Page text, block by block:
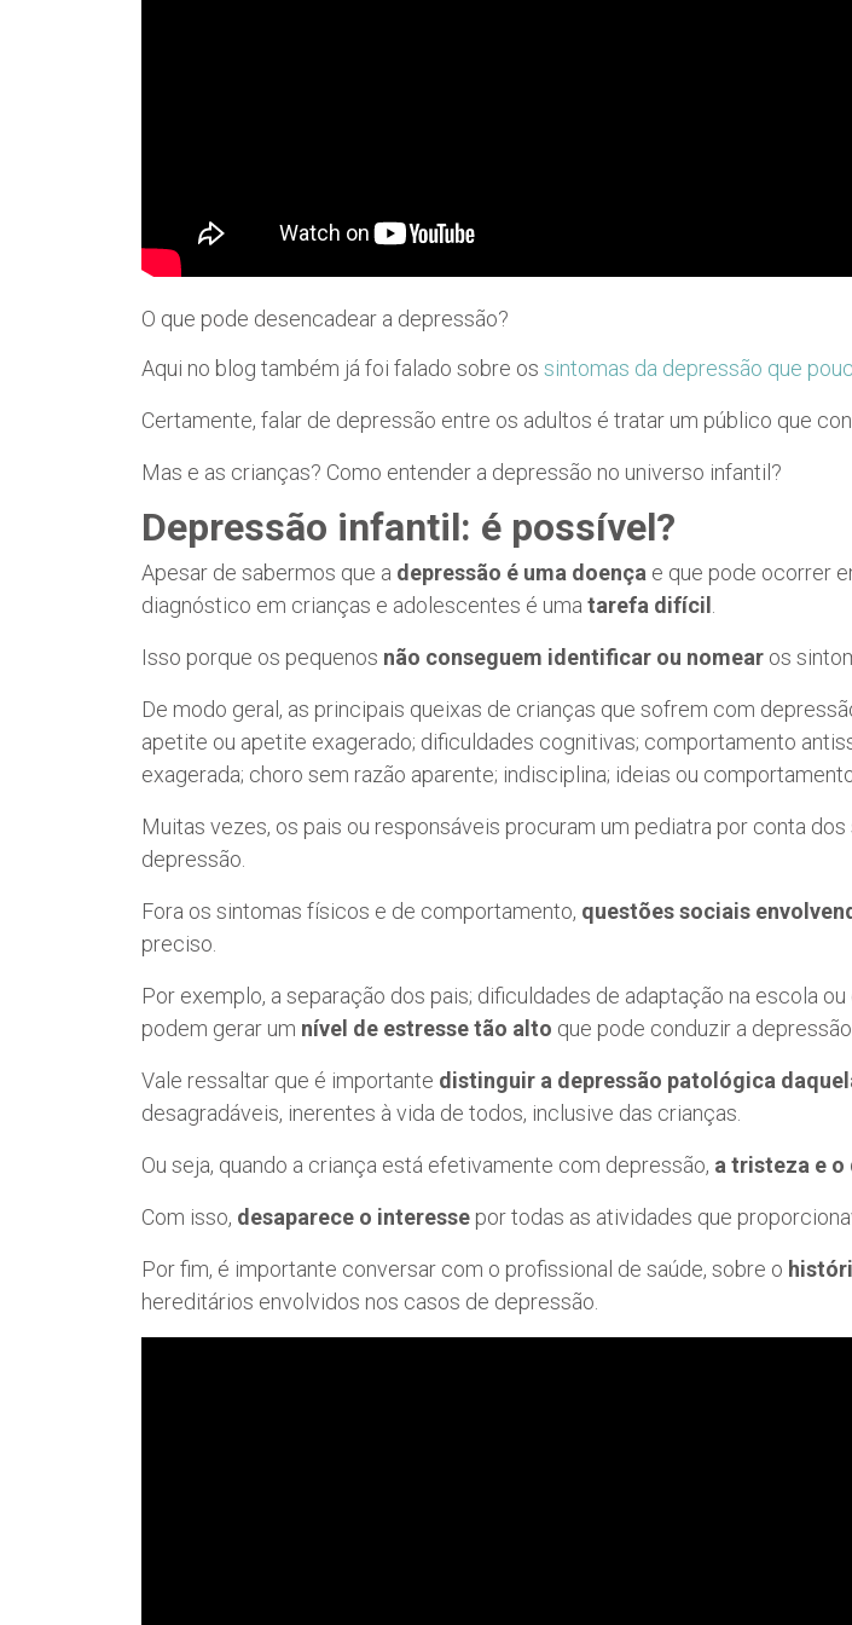
O que pode desencadear a depressão?
Aqui no blog também já foi falado sobre os sintomas da depressão que
Certamente, falar de depressão entre os adultos é tratar um público que
Mas e as crianças? Como entender a depressão no universo infantil?
Depressão infantil: é possível?
Apesar de sabermos que a depressão é uma doença e que pode ocorrer
diagnóstico em crianças e adolescentes é uma tarefa difícil .
Isso porque os pequenos não conseguem identificar ou nomear os
De modo geral, as principais queixas de crianças que sofrem com
apetite ou apetite exagerado; dificuldades cognitivas; comportamento
exagerada; choro sem razão aparente; indisciplina; ideias ou
Muitas vezes, os pais ou responsáveis procuram um pediatra por conta
depressão.
Fora os sintomas físicos e de comportamento, questões sociais
preciso.
Por exemplo, a separação dos pais; dificuldades de adaptação na escola
podem gerar um nível de estresse tão alto que pode conduzir a
Vale ressaltar que é importante distinguir a depressão patológica
desagradáveis, inerentes à vida de todos, inclusive das crianças.
Ou seja, quando a criança está efetivamente com depressão, a tristeza e o
Com isso, desaparece o interesse por todas as atividades que
Por fim, é importante conversar com o profissional de saúde, sobre o
hereditários envolvidos nos casos de depressão.